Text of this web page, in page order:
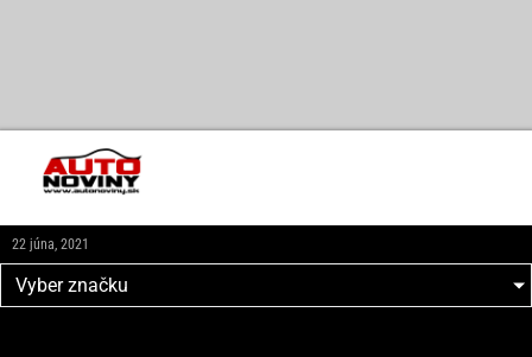
22 júna, 2021
Vyber značku